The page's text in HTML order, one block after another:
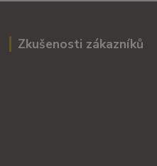
Zkušenosti zákazníků